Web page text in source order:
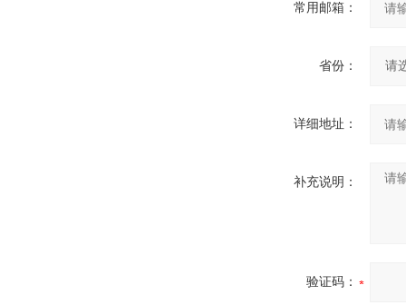
常用邮箱：
省份：
详细地址：
补充说明：
验证码：